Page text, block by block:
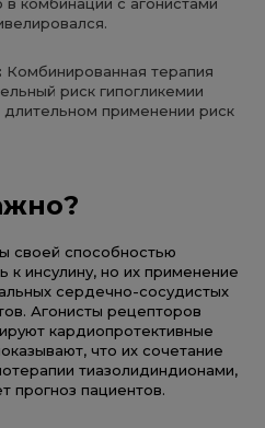
: Комбинированная терапия
риск гипогликемии
длительном применении риск
?
своей способностью
к инсулину, но их применение
сердечно-сосудистых
Агонисты рецепторов
кардиопротективные
что их сочетание
тиазолидиндионами,
прогноз пациентов.